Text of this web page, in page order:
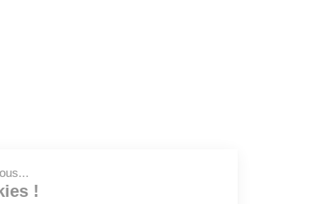
nous...
!